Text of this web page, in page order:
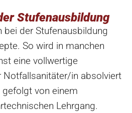
Stufenausbildung
bei der Stufenausbildung
So wird in manchen
eine vollwertige
in absolviert
gefolgt von einem
Lehrgang.